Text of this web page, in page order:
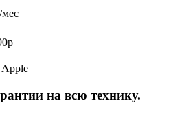
мес
Apple
на всю технику.